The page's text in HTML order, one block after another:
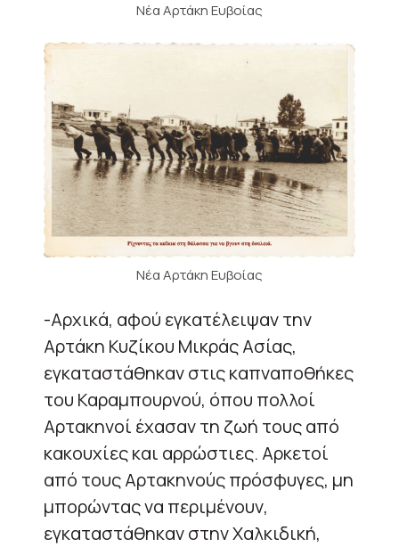
Νέα Αρτάκη Ευβοίας
Νέα Αρτάκη Ευβοίας
-Αρχικά, αφού εγκατέλειψαν την
Αρτάκη Κυζίκου Μικράς Ασίας,
εγκαταστάθηκαν στις καπναποθήκες
του Καραμπουρνού, όπου πολλοί
Αρτακηνοί έχασαν τη ζωή τους από
κακουχίες και αρρώστιες. Αρκετοί
από τους Αρτακηνούς πρόσφυγες, μη
μπορώντας να περιμένουν,
εγκαταστάθηκαν στην Χαλκιδική,